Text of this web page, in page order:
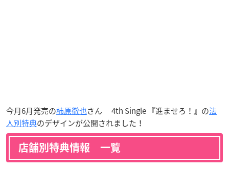
今月6月発売の柿原徹也さん 4th Single 『進ませろ！』の法
人別特典のデザインが公開されました！
店舗別特典情報 一覧